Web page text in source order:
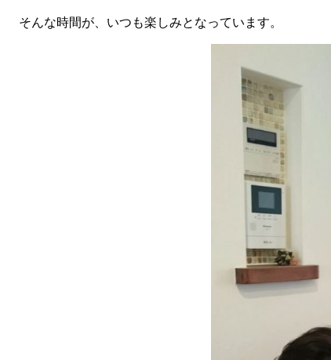
そんな時間が、いつも楽しみとなっています。